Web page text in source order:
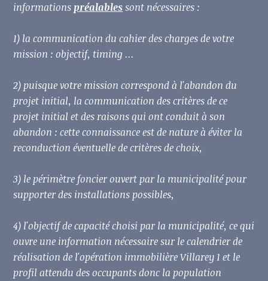
informations préalablessont nécessaires :
1) la communication du cahier des charges de votre
mission : objectif, timing ...
2) puisque votre mission correspond à l'abandon du
projet initial, la communication des critères de ce
projet initial et des raisons qui ont conduit à son
abandon : cette connaissance est de nature à éviter la
reconduction éventuelle de critères de choix,
3) le périmètre foncier ouvert par la municipalité pour
supporter des installations possibles,
4) l'objectif de capacité choisi par la municipalité, ce qui
ouvre une information nécessaire sur le calendrier de
réalisation de l'opération immobilière Villarey 1 et le
profil attendu des occupants donc la population